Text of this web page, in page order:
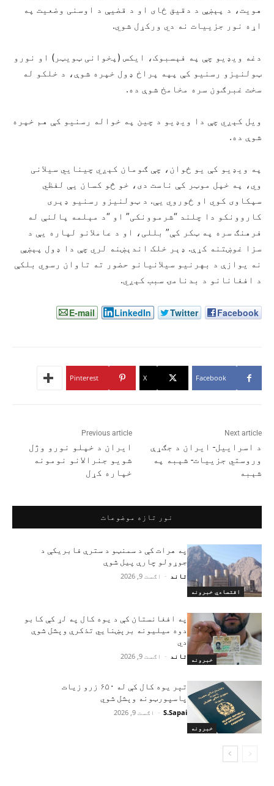
هویت، د پېښې د دقیق ځای او د قضیې د اوسنی وضعیت په
اړه نور جزییات نه دي ورکړل شوي.
دغه ویډیو چې په فېسبوک، ایکس (پخوانی ټویټر) او نورو
ټولنیزو رسنیو کې پپه پراخ ډول خپره شوې، د خلکو له
سخت غبرګون سره مخامخ شوې ده.
ویل کېږي چې دا ویډیو د چین په خواله رسنیو کې هم خپره
شوې ده.
په ویډیو کې یو ځوان، چې ګومان کېږي چینایي سیلانی
وي، په خپل موټر کې ناست دی، خو څو کسان یې لفظي
سپکاوی کوي او ځوروي یې. د ټولنیزو رسنیو ډېری
کاروونکو دا چلند “شرموونکی” او “د مېلمه پالنې له
فرهنګ سره په ټکر کې” بللی، او د عاملانو لپاره یې د
سزا غوښتنه کړې. ډېر خلک اندېښنه لري چې دا ډول پېښې
نه یوازې د بهرنیو سیلانیانو حضور ته تاوان رسوي بلکې
د افغانانو د بدنامۍ سبب کېږي.
Facebook
Twitter
LinkedIn
E-mail
Facebook
X
Pinterest
Previous article
ایران د خپلو نورو وژل
شویو جنرالانو نومونه
خپاره کړل
Next article
د اسراییل- ایران د جګړې
وروستي جزییات- شېبه په
شېبه
نور تازه موضوعات
اقتصادي خبرونه
په هرات کې د سمنټو د سترې فابریکې د
جوړولو چارې پیل شوې
تاند - اګست 9, 2026
خبرونه
په افغانستان کې د یوه کال په لړ کې کابو
دوه میلیونه برېښنايي تذکرې وېشل شوې
دي
تاند - اګست 9, 2026
خبرونه
تېر یوه کال کې له ۶۵۰ زرو زیات
پاسپورټونه وېشل شوي
S.Sapai
- اګست 9, 2026